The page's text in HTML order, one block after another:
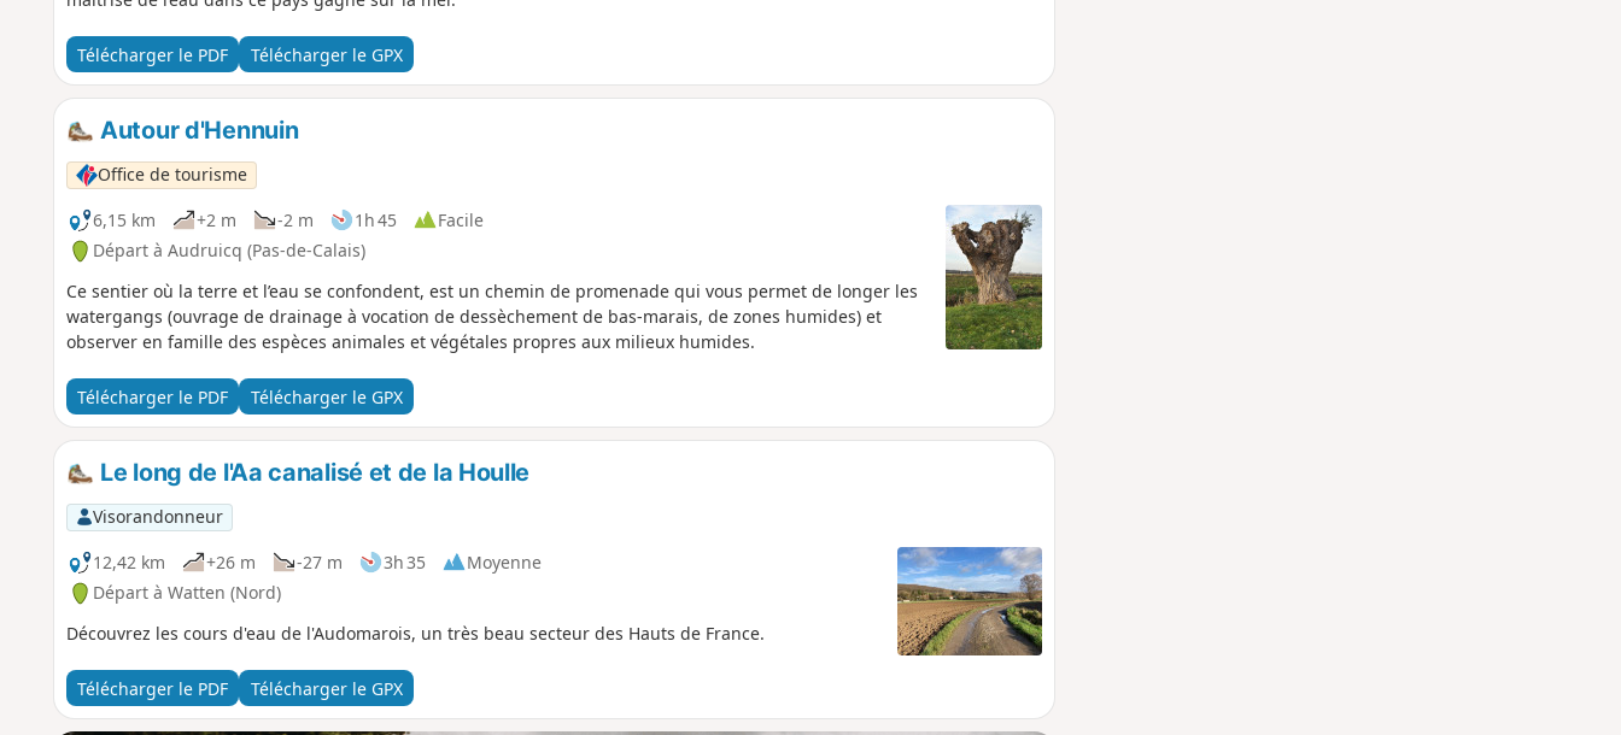
Télécharger le PDF Télécharger le GPX
Autour d'Hennuin
Office de tourisme
6,15 km
+2 m -2 m 1h 45
Facile
Départ à Audruicq (Pas-de-Calais)
Ce sentier où la terre et l’eau se confondent, est un chemin de promenade qui vous permet de longer les
watergangs (ouvrage de drainage à vocation de dessèchement de bas-marais, de zones humides) et
observer en famille des espèces animales et végétales propres aux milieux humides.
Télécharger le PDF Télécharger le GPX
Le long de l'Aa canalisé et de la Houlle
Visorandonneur
12,42 km
+26 m -27 m 3h 35
Moyenne
Départ à Watten (Nord)
Découvrez les cours d'eau de l'Audomarois, un très beau secteur des Hauts de France.
Télécharger le PDF Télécharger le GPX